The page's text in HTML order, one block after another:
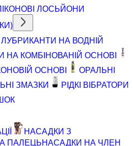
ЛОСЬЙОНИ
ЛУБРИКАНТИ НА ВОДНІЙ
НА КОМБІНОВАНІЙ ОСНОВІ
ОСНОВІ
ОРАЛЬНІ
ЗМАЗКИ
РІДКІ ВІБРАТОРИ
НАСАДКИ З
ПАЛЕЦЬНАСАДКИ НА ЧЛЕН